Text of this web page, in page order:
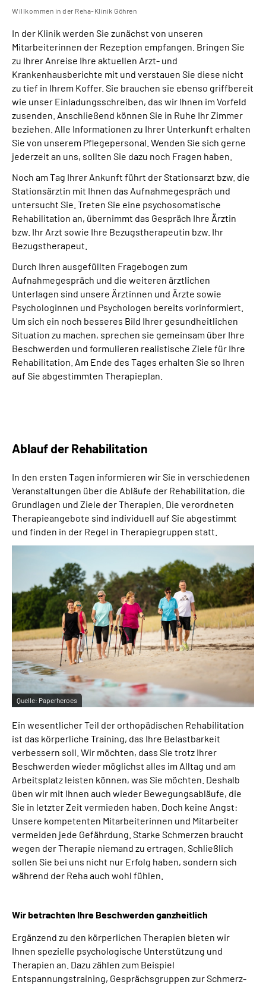
Willkommen in der Reha-Klinik Göhren
In der Klinik werden Sie zunächst von unseren
Mitarbeiterinnen der Rezeption empfangen. Bringen Sie
zu Ihrer Anreise Ihre aktuellen Arzt- und
Krankenhausberichte mit und verstauen Sie diese nicht
zu tief in Ihrem Koffer. Sie brauchen sie ebenso griffbereit
wie unser Einladungsschreiben, das wir Ihnen im Vorfeld
zusenden. Anschließend können Sie in Ruhe Ihr Zimmer
beziehen. Alle Informationen zu Ihrer Unterkunft erhalten
Sie von unserem Pflegepersonal. Wenden Sie sich gerne
jederzeit an uns, sollten Sie dazu noch Fragen haben.
Noch am Tag Ihrer Ankunft führt der Stationsarzt bzw. die
Stationsärztin mit Ihnen das Aufnahmegespräch und
untersucht Sie. Treten Sie eine psychosomatische
Rehabilitation an, übernimmt das Gespräch Ihre Ärztin
bzw. Ihr Arzt sowie Ihre Bezugstherapeutin bzw. Ihr
Bezugstherapeut.
Durch Ihren ausgefüllten Fragebogen zum
Aufnahmegespräch und die weiteren ärztlichen
Unterlagen sind unsere Ärztinnen und Ärzte sowie
Psychologinnen und Psychologen bereits vorinformiert.
Um sich ein noch besseres Bild Ihrer gesundheitlichen
Situation zu machen, sprechen sie gemeinsam über Ihre
Beschwerden und formulieren realistische Ziele für Ihre
Rehabilitation. Am Ende des Tages erhalten Sie so Ihren
auf Sie abgestimmten Therapieplan.
Ablauf der Rehabilitation
In den ersten Tagen informieren wir Sie in verschiedenen
Veranstaltungen über die Abläufe der Rehabilitation, die
Grundlagen und Ziele der Therapien. Die verordneten
Therapieangebote sind individuell auf Sie abgestimmt
und finden in der Regel in Therapiegruppen statt.
Quelle: Paperheroes
Ein wesentlicher Teil der orthopädischen Rehabilitation
ist das körperliche Training, das Ihre Belastbarkeit
verbessern soll. Wir möchten, dass Sie trotz Ihrer
Beschwerden wieder möglichst alles im Alltag und am
Arbeitsplatz leisten können, was Sie möchten. Deshalb
üben wir mit Ihnen auch wieder Bewegungsabläufe, die
Sie in letzter Zeit vermieden haben. Doch keine Angst:
Unsere kompetenten Mitarbeiterinnen und Mitarbeiter
vermeiden jede Gefährdung. Starke Schmerzen braucht
wegen der Therapie niemand zu ertragen. Schließlich
sollen Sie bei uns nicht nur Erfolg haben, sondern sich
während der Reha auch wohl fühlen.
Wir betrachten Ihre Beschwerden ganzheitlich
Ergänzend zu den körperlichen Therapien bieten wir
Ihnen spezielle psychologische Unterstützung und
Therapien an. Dazu zählen zum Beispiel
Entspannungstraining, Gesprächsgruppen zur Schmerz-